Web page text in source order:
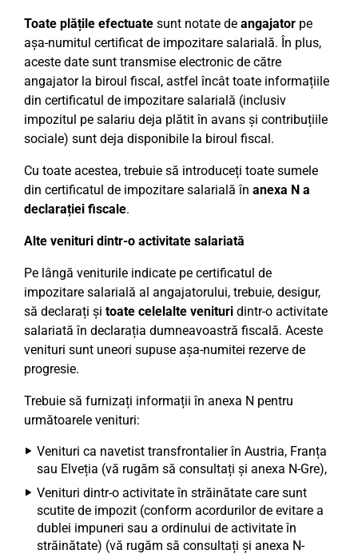
Toate plățile efectuate sunt notate de angajator pe
așa-numitul certificat de impozitare salarială. În plus,
aceste date sunt transmise electronic de către
angajator la biroul fiscal, astfel încât toate informațiile
din certificatul de impozitare salarială (inclusiv
impozitul pe salariu deja plătit în avans și contribuțiile
sociale) sunt deja disponibile la biroul fiscal.
Cu toate acestea, trebuie să introduceți toate sumele
din certificatul de impozitare salarială în anexa N a
declarației fiscale.
Alte venituri dintr-o activitate salariată
Pe lângă veniturile indicate pe certificatul de
impozitare salarială al angajatorului, trebuie, desigur,
să declarați și toate celelalte venituri dintr-o activitate
salariată în declarația dumneavoastră fiscală. Aceste
venituri sunt uneori supuse așa-numitei rezerve de
progresie.
Trebuie să furnizați informații în anexa N pentru
următoarele venituri:
Venituri ca navetist transfrontalier în Austria, Franța
sau Elveția (vă rugăm să consultați și anexa N-Gre),
Venituri dintr-o activitate în străinătate care sunt
scutite de impozit (conform acordurilor de evitare a
dublei impuneri sau a ordinului de activitate în
străinătate) (vă rugăm să consultați și anexa N-